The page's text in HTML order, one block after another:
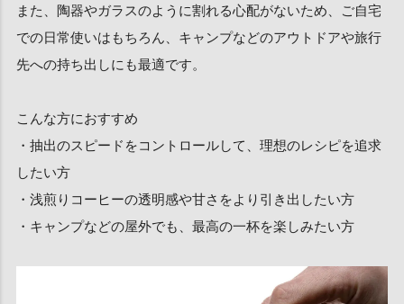
また、陶器やガラスのように割れる心配がないため、ご自宅
での日常使いはもちろん、キャンプなどのアウトドアや旅行
先への持ち出しにも最適です。
こんな方におすすめ
・抽出のスピードをコントロールして、理想のレシピを追求
したい方
・浅煎りコーヒーの透明感や甘さをより引き出したい方
・キャンプなどの屋外でも、最高の一杯を楽しみたい方